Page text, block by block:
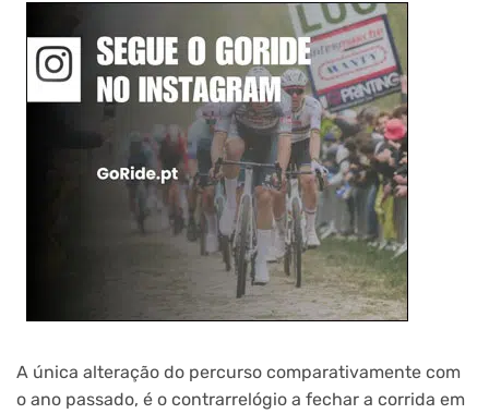
A única alteração do percurso comparativamente com
o ano passado, é o contrarrelógio a fechar a corrida em